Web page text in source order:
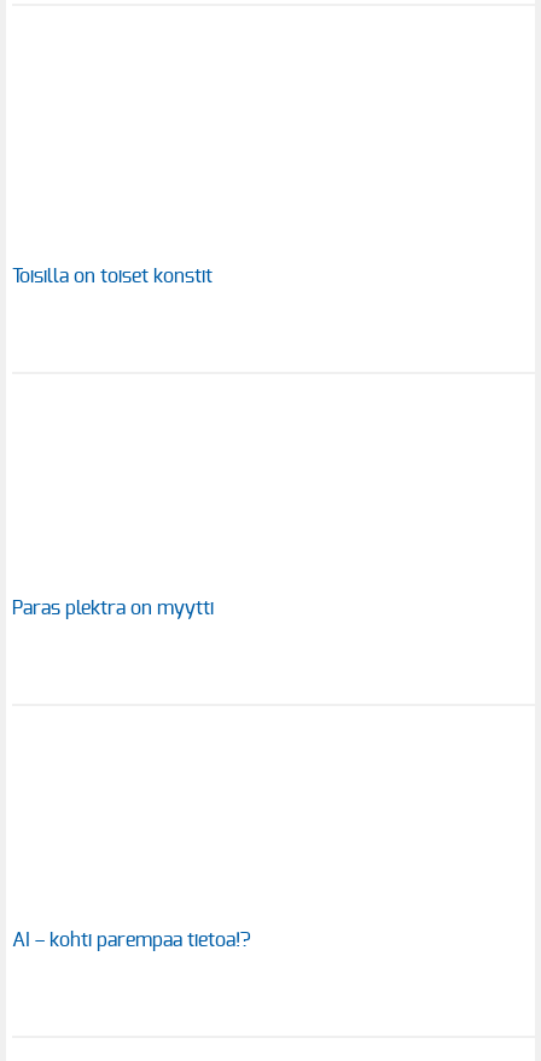
Toisilla on toiset konstit
Paras plektra on myytti
AI – kohti parempaa tietoa!?